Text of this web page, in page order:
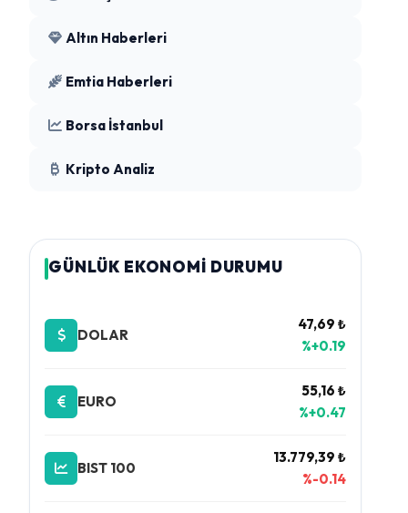
Altın Haberleri
Emtia Haberleri
Borsa İstanbul
Kripto Analiz
GÜNLÜK EKONOMİ DURUMU
DOLAR
47,69 ₺
%+0.19
EURO
55,16 ₺
%+0.47
BIST 100
13.779,39 ₺
%-0.14